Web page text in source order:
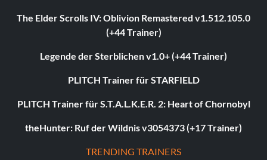
The Elder Scrolls IV: Oblivion Remastered v1.512.105.0
(+44 Trainer)
Legende der Sterblichen v1.0+ (+44 Trainer)
PLITCH Trainer für STARFIELD
PLITCH Trainer für S.T.A.L.K.E.R. 2: Heart of Chornobyl
theHunter: Ruf der Wildnis v3054373 (+17 Trainer)
TRENDING TRAINERS